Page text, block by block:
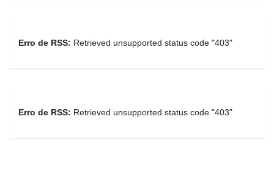
Erro de RSS: Retrieved unsupported status code "403"
Erro de RSS: Retrieved unsupported status code "403"